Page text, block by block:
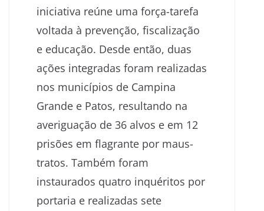
iniciativa reúne uma força-tarefa
voltada à prevenção, fiscalização
e educação. Desde então, duas
ações integradas foram realizadas
nos municípios de Campina
Grande e Patos, resultando na
averiguação de 36 alvos e em 12
prisões em flagrante por maus-
tratos. Também foram
instaurados quatro inquéritos por
portaria e realizadas sete